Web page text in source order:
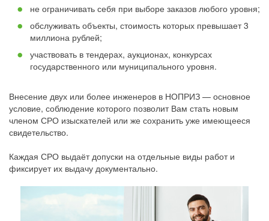
не ограничивать себя при выборе заказов любого уровня;
обслуживать объекты, стоимость которых превышает 3
миллиона рублей;
участвовать в тендерах, аукционах, конкурсах
государственного или муниципального уровня.
Внесение двух или более инженеров в НОПРИЗ — основное
условие, соблюдение которого позволит Вам стать новым
членом СРО изыскателей или же сохранить уже имеющееся
свидетельство.
Каждая СРО выдаёт допуски на отдельные виды работ и
фиксирует их выдачу документально.